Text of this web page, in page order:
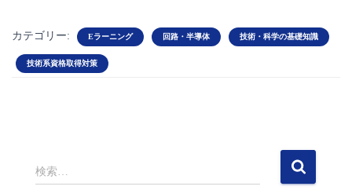
カテゴリー: Eラーニング 回路・半導体 技術・科学の基礎知識
技術系資格取得対策
検
索
検索…